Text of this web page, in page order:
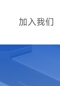
加入我们